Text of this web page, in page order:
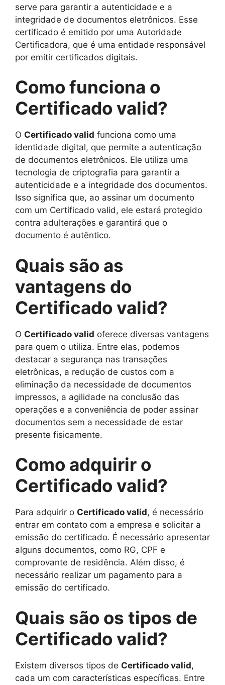
serve para garantir a autenticidade e a
integridade de documentos eletrônicos. Esse
certificado é emitido por uma Autoridade
Certificadora, que é uma entidade responsável
por emitir certificados digitais.
Como funciona o
Certificado valid?
O Certificado valid funciona como uma
identidade digital, que permite a autenticação
de documentos eletrônicos. Ele utiliza uma
tecnologia de criptografia para garantir a
autenticidade e a integridade dos documentos.
Isso significa que, ao assinar um documento
com um Certificado valid, ele estará protegido
contra adulterações e garantirá que o
documento é autêntico.
Quais são as
vantagens do
Certificado valid?
O Certificado valid oferece diversas vantagens
para quem o utiliza. Entre elas, podemos
destacar a segurança nas transações
eletrônicas, a redução de custos com a
eliminação da necessidade de documentos
impressos, a agilidade na conclusão das
operações e a conveniência de poder assinar
documentos sem a necessidade de estar
presente fisicamente.
Como adquirir o
Certificado valid?
Para adquirir o Certificado valid, é necessário
entrar em contato com a empresa e solicitar a
emissão do certificado. É necessário apresentar
alguns documentos, como RG, CPF e
comprovante de residência. Além disso, é
necessário realizar um pagamento para a
emissão do certificado.
Quais são os tipos de
Certificado valid?
Existem diversos tipos de Certificado valid,
cada um com características específicas. Entre